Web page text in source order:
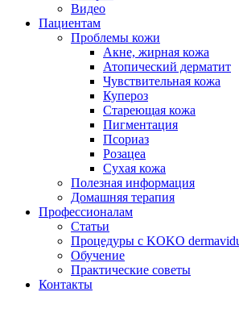
Видео
Пациентам
Проблемы кожи
Акне, жирная кожа
Атопический дерматит
Чувствительная кожа
Купероз
Стареющая кожа
Пигментация
Псориаз
Розацеа
Сухая кожа
Полезная информация
Домашняя терапия
Профессионалам
Статьи
Процедуры с KOKO
Обучение
Практические советы
Контакты